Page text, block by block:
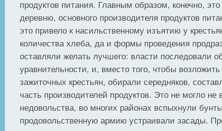
продуктов питания. Главным образом, конечно,
деревню, основного производителя продуктов
это привело к насильственному изъятию у
количества хлеба, да и формы проведения
оставляли желать лучшего: власти последовали
уравнительности, и, вместо того, чтобы возложить
зажиточных крестьян, обирали середняков,
часть производителей продуктов. Это не могло не
недовольства, во многих районах вспыхнули
продовольственную армию устраивали засады.